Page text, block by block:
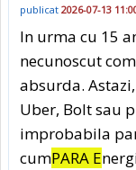
publicat 2026-07-13
In urma cu 15
necunoscut
absurda.
Uber, Bolt sau
improbabila
cumPARA E